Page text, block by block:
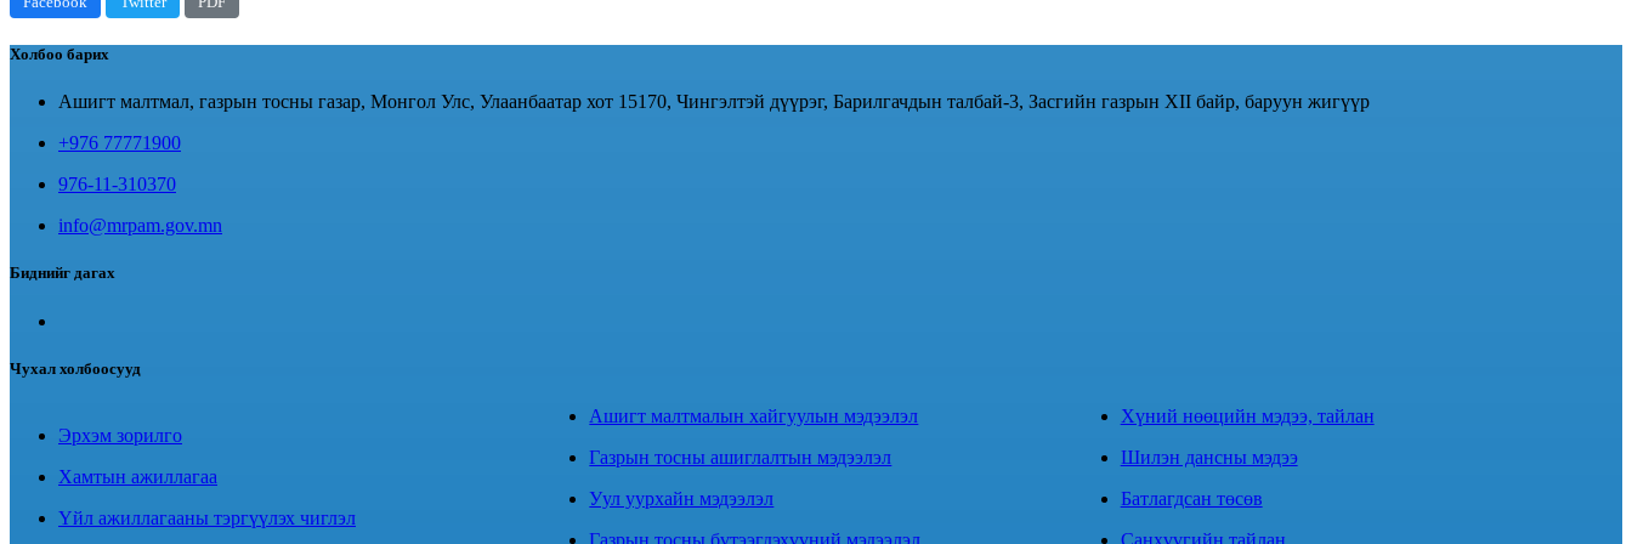
Холбоо барих
Ашигт малтмал, газрын тосны газар, Монгол Улс, Улаанбаатар хот 15170, Чингэлтэй дүүрэг, Барилгачдын талбай-3, Засгийн газрын XII байр, баруун жигүүр
+976 77771900
976-11-310370
info@mrpam.gov.mn
Биднийг дагах
Чухал холбоосууд
Эрхэм зорилго
Хамтын ажиллагаа
Үйл ажиллагааны тэргүүлэх чиглэл
Ашигт малтмалын хайгуулын мэдээлэл
Газрын тосны ашиглалтын мэдээлэл
Уул уурхайн мэдээлэл
Газрын тосны бүтээгдэхүүний мэдээлэл
Хүний нөөцийн мэдээ, тайлан
Шилэн дансны мэдээ
Батлагдсан төсөв
Санхүүгийн тайлан